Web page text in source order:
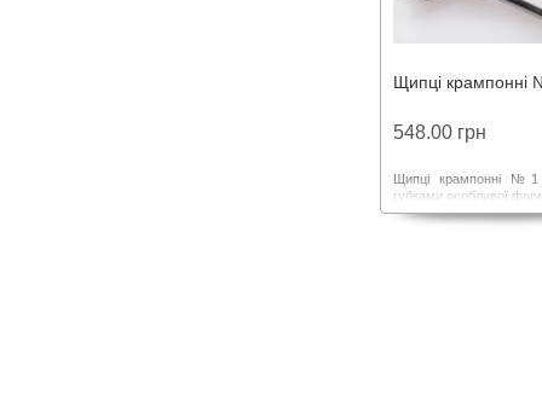
Щипці крампонні
548.00 грн
Щипці крампонні №1
губками особливої
для захоплювання,